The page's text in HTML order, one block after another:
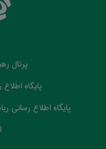
پرتال
پایگاه
پایگاه اطلاع رسانی